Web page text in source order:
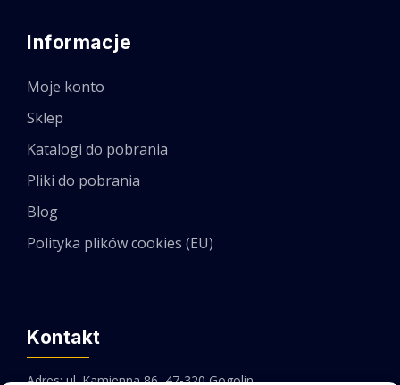
Informacje
Moje konto
Sklep
Katalogi do pobrania
Pliki do pobrania
Blog
Polityka plików cookies (EU)
Kontakt
Adres: ul. Kamienna 86, 47-320 Gogolin